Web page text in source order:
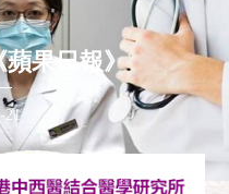
蘋果日報》
21